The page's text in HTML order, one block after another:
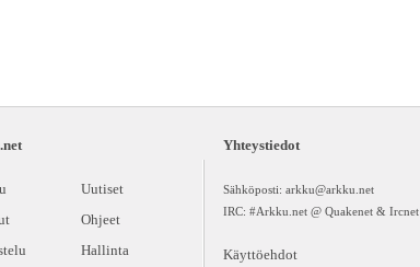
Uutiset
Ohjeet
Hallinta
Yhteystiedot
Sähköposti: arkku@arkku.net
IRC: #Arkku.net @ Quakenet & Ircnet
Käyttöehdot